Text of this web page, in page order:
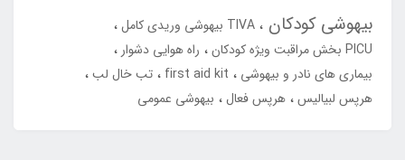
بیهوشی کودکان
TIVA بیهوشی وریدی کامل
PICU بخش مراقبت ویژه کودکان
راه هوایی دشوار
بیماری های نادر و بیهوشی
first aid kit
تب خال لب
هرپس لبیالیس هرپس فعال بیهوشی عمومی